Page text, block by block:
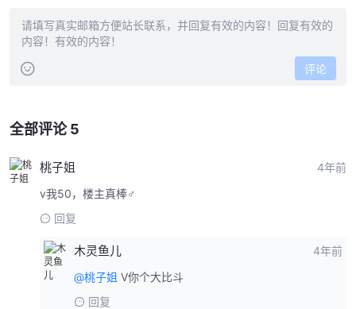
评论
全部评论 5
桃子姐
4年前
v我50，楼主真棒♂
回复
木灵鱼儿
4年前
@桃子姐 V你个大比斗
回复